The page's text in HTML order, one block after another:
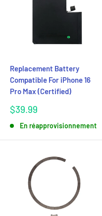
Replacement Battery
Compatible For iPhone 16
Pro Max (Certified)
Prix
$39.99
En réapprovisionnement